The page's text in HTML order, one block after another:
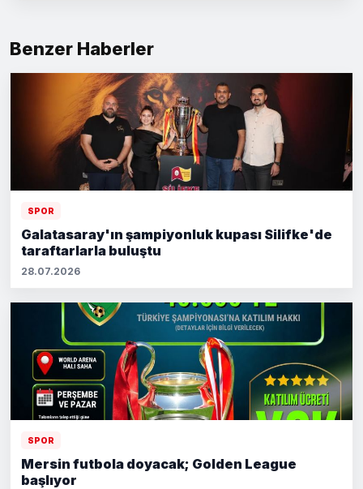
Benzer Haberler
SPOR
Galatasaray'ın şampiyonluk kupası Silifke'de
taraftarlarla buluştu
28.07.2026
SPOR
Mersin futbola doyacak; Golden League
başlıyor